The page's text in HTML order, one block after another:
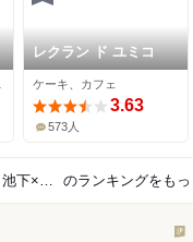
レクラン ド ユミコ
ケーキ、カフェ
3.63
573人
千種・今池・池下×カフェ のランキングをも